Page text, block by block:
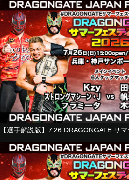
【選手解説版】7.26 DRAGONGATE サ